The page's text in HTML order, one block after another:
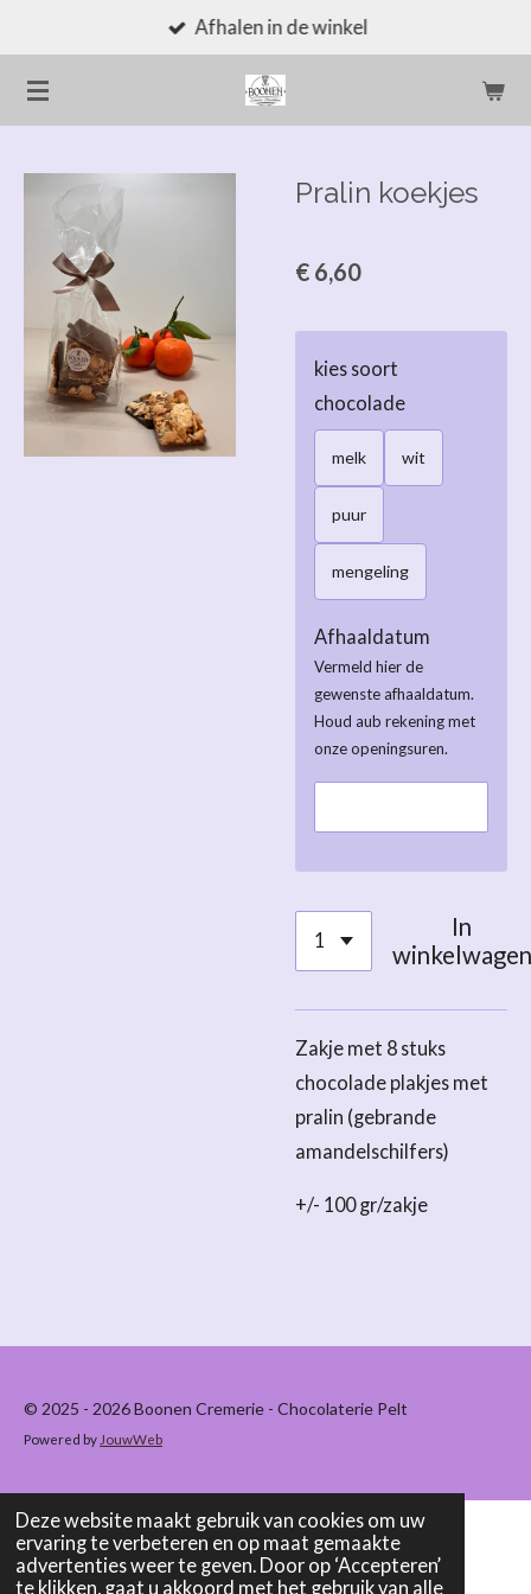
Deze website maakt gebruik van cookies om uw
ervaring te verbeteren en op maat gemaakte
advertenties weer te geven. Door op ‘Accepteren’
te klikken, gaat u akkoord met het gebruik van alle
direct
naar
de
Afhalen in de winkel
Pralin koekjes
€ 6,60
kies soort
chocolade
melk wit
puur
mengeling
Afhaaldatum
Vermeld hier de
gewenste afhaaldatum.
Houd aub rekening met
onze openingsuren.
In
winkelwagen
Zakje met 8 stuks
chocolade plakjes met
pralin (gebrande
amandelschilfers)
+/- 100 gr/zakje
© 2025 - 2026 Boonen Cremerie - Chocolaterie Pelt
Powered by JouwWeb